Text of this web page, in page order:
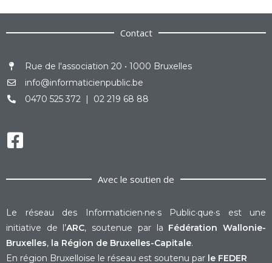
Contact
Rue de l'association 20 • 1000 Bruxelles
info@informaticienpublic.be
0470 525 372 | 02 219 68 88
Avec le soutien de
Le réseau des Informaticien·ne·s Public·que·s est une
initiative de l’ARC, soutenue par la Fédération Wallonie-
Bruxelles, la Région de Bruxelles-Capitale.
En région Bruxelloise le réseau est soutenu par le FEDER